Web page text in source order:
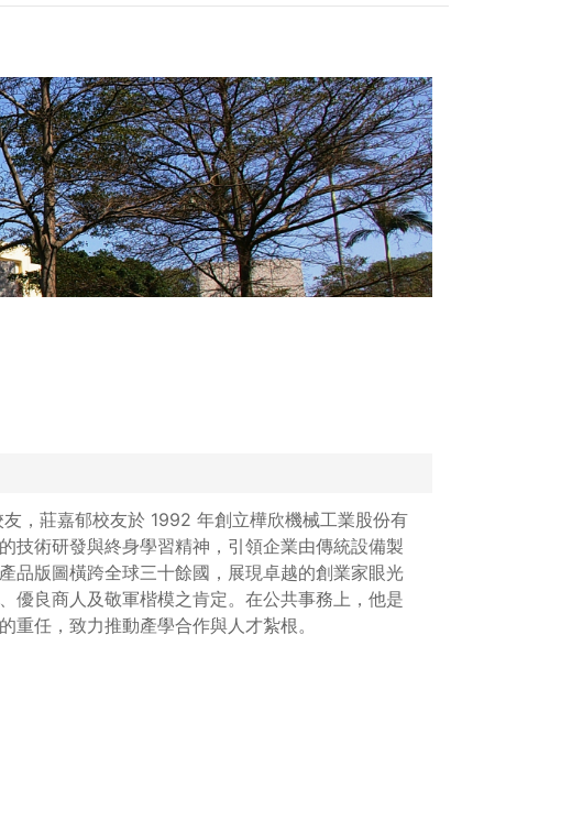
，莊嘉郁校友於 1992 年創立樺欣機械工業股份有
技術研發與終身學習精神，引領企業由傳統設備製
品版圖橫跨全球三十餘國，展現卓越的創業家眼光
優良商人及敬軍楷模之肯定。在公共事務上，他是
任，致力推動產學合作與人才紮根。